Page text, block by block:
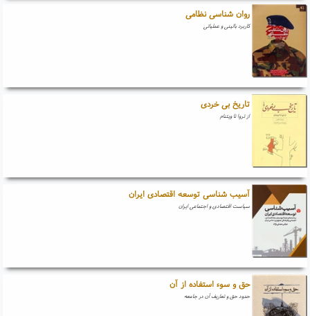
روان شناسی نظامی
کاربرد بالینی و عملیاتی
تاریخ بی خردی
از تروا تا ویتنام
آسیب شناسی توسعه اقتصادی ایران
سیاست اقتصادی و اجتماعی ایران
حق و سوء استفاده از آن
حدود حق و تعاریف آن در جامعه